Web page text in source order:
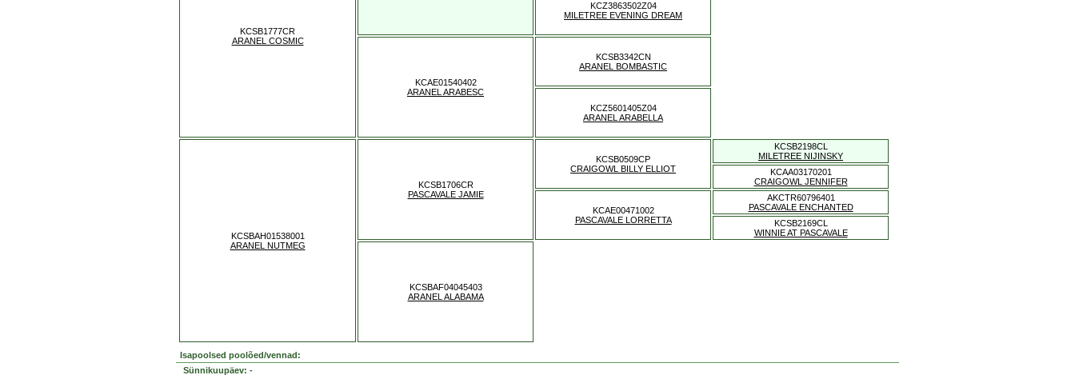
KCSB1777CR
ARANEL COSMIC
KCZ3863502Z04
MILETREE EVENING DREAM
KCAE01540402
ARANEL ARABESC
KCSB3342CN
ARANEL BOMBASTIC
KCZ5601405Z04
ARANEL ARABELLA
KCSBAH01538001
ARANEL NUTMEG
KCSB1706CR
PASCAVALE JAMIE
KCSB0509CP
CRAIGOWL BILLY ELLIOT
KCSB2198CL
MILETREE NIJINSKY
KCAA03170201
CRAIGOWL JENNIFER
KCAE00471002
PASCAVALE LORRETTA
AKCTR60796401
PASCAVALE ENCHANTED
KCSB2169CL
WINNIE AT PASCAVALE
KCSBAF04045403
ARANEL ALABAMA
Isapoolsed poolõed/vennad:
Sünnikuupäev: -